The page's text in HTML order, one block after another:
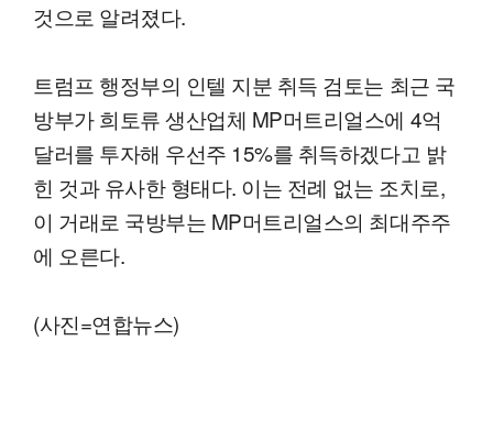
것으로 알려졌다.
트럼프 행정부의 인텔 지분 취득 검토는 최근 국
방부가 희토류 생산업체 MP머트리얼스에 4억
달러를 투자해 우선주 15%를 취득하겠다고 밝
힌 것과 유사한 형태다. 이는 전례 없는 조치로,
이 거래로 국방부는 MP머트리얼스의 최대주주
에 오른다.
(사진=연합뉴스)